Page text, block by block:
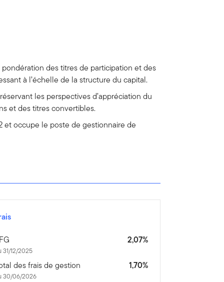
des titres de participation et des
à l’échelle de la structure du capital.
les perspectives d’appréciation du
et des titres convertibles.
et occupe le poste de gestionnaire de
31/12/2025
2,07%
des frais de gestion
30/06/2026
1,70%